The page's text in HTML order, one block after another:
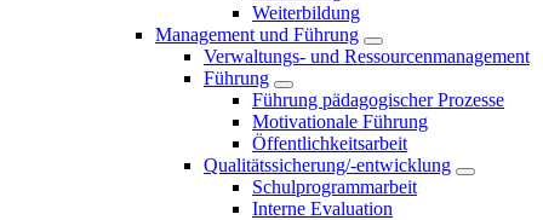
Weiterbildung
Management und Führung
Verwaltungs- und Ressourcenmanagement
Führung
Führung pädagogischer Prozesse
Motivationale Führung
Öffentlichkeitsarbeit
Qualitätssicherung/-entwicklung
Schulprogrammarbeit
Interne Evaluation